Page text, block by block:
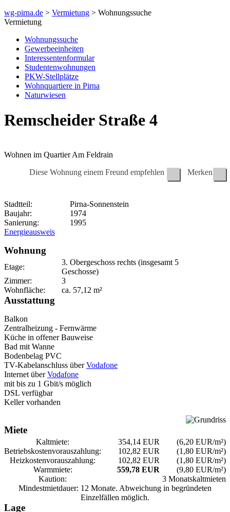
wg-pirna.de > Vermietung > Wohnungssuche
Vermietung
Wohnungssuche
Gewerbeeinheiten
Interessentenformular
Studentenwohnungen
PKW-Stellplätze
Wohnquartiere in Pirna
Naturwiesen
Remscheider Straße 4
Wohnen im Quartier Am Feldrain
Diese Wohnung einem Freund empfehlen
Merken
Stadtteil:
Pirna-Sonnenstein
Baujahr:
1974
Sanierung:
1995
Energieausweis
Wohnung
Etage:
3. Obergeschoss rechts (insgesamt 5
Geschosse)
Zimmer:
3
Wohnfläche:
ca. 57,12 m²
Ausstattung
Balkon
Zentralheizung - Fernwärme
Küche in offener Bauweise
Bad mit Wanne
Bodenbelag PVC
TV-Kabelanschluss überVodafone
Internet überVodafone
mit bis zu 1 Gbit/s möglich
DSL verfügbar
Keller vorhanden
Miete
Kaltmiete: 354,14 EUR
(6,20 EUR/m²)
Betriebskosten­vorauszahlung:
102,82 EUR
(1,80 EUR/m²)
Heizkosten­vorauszahlung:
102,82 EUR
(1,80 EUR/m²)
Warmmiete:
559,78 EUR
(9,80 EUR/m²)
Kaution:
3 Monatskaltmieten
Mindestmietdauer: 12 Monate. Abweichung in begründeten
Einzelfällen möglich.
Lage